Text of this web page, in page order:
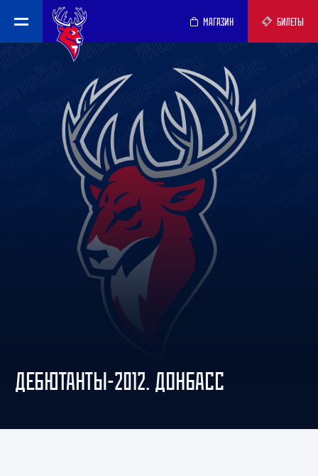
МАГАЗИН БИЛЕТЫ
ДЕБЮТАНТЫ-2012. ДОНБАСС